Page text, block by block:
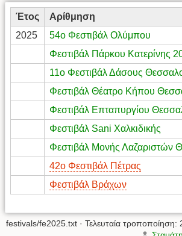
Έτος
Αρίθμηση
2025
54ο Φεστιβάλ Ολύμπου
Φεστιβάλ Πάρκου Κατερίνης
11ο Φεστιβάλ Δάσους
Φεστιβάλ Θέατρο Κήπου
Φεστιβάλ Επταπυργίου
Φεστιβάλ Sani Χαλκιδικής
Φεστιβάλ Μονής Λαζαριστών
42ο Φεστιβάλ Πέτρας
Φεστιβάλ Βράχων
festivals/fe2025.txt · Τελευταία τροποποίηση: